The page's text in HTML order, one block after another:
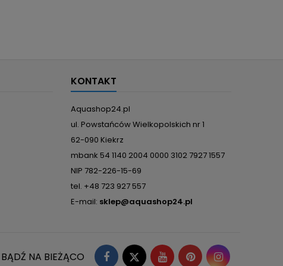
KONTAKT
Aquashop24.pl
ul. Powstańców Wielkopolskich nr 1
62-090 Kiekrz
mbank 54 1140 2004 0000 3102 7927 1557
NIP 782-226-15-69
tel. +48 723 927 557
E-mail: sklep@aquashop24.pl
Facebook
TwitterYouTubePinterestInstagram
BĄDŹ NA BIEŻĄCO